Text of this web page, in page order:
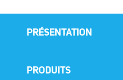
PRÉSENTATION
PRODUITS